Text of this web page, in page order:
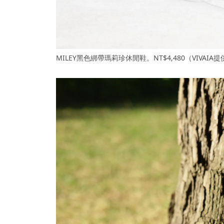
MILEY黑色綁帶瑪莉珍休閒鞋。NT$4,480（VIVAIA